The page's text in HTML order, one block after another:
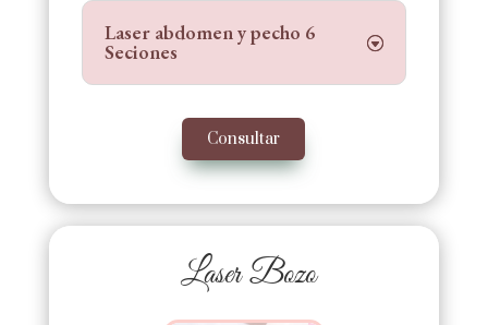
Laser abdomen y pecho 6
Seciones
Consultar
Laser Bozo